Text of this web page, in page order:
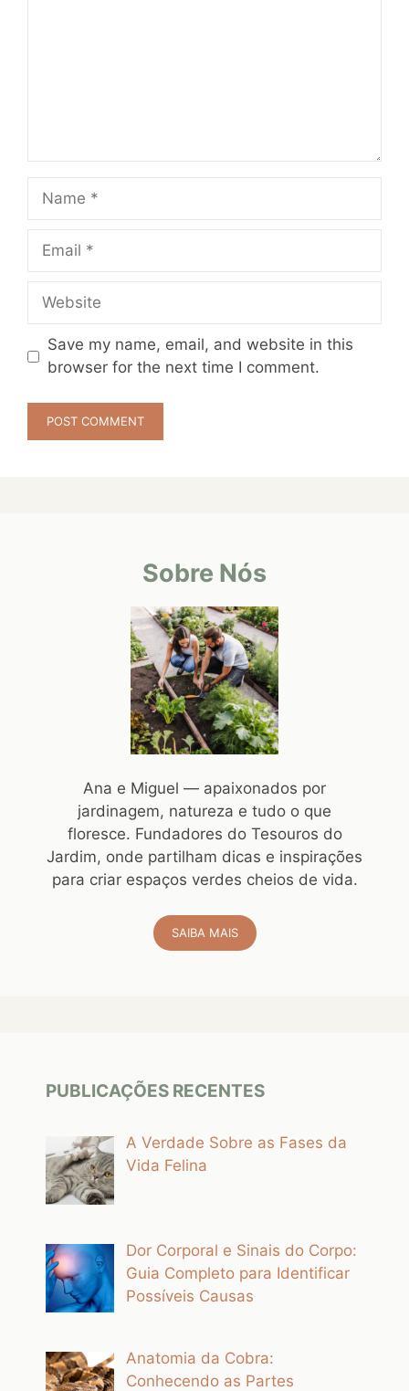
Name
Email
Website
Save my name, email, and website in this
browser for the next time I comment.
Sobre Nós
Ana e Miguel — apaixonados por
jardinagem, natureza e tudo o que
floresce. Fundadores do Tesouros do
Jardim, onde partilham dicas e inspirações
para criar espaços verdes cheios de vida.
SAIBA MAIS
PUBLICAÇÕES RECENTES
A Verdade Sobre as Fases da
Vida Felina
Dor Corporal e Sinais do Corpo:
Guia Completo para Identificar
Possíveis Causas
Anatomia da Cobra:
Conhecendo as Partes